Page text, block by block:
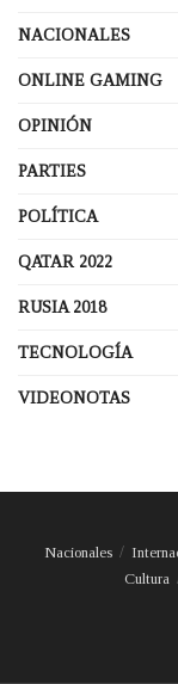
NACIONALES
ONLINE GAMING
OPINIÓN
PARTIES
POLÍTICA
QATAR 2022
RUSIA 2018
TECNOLOGÍA
VIDEONOTAS
Nacionales
Cultura